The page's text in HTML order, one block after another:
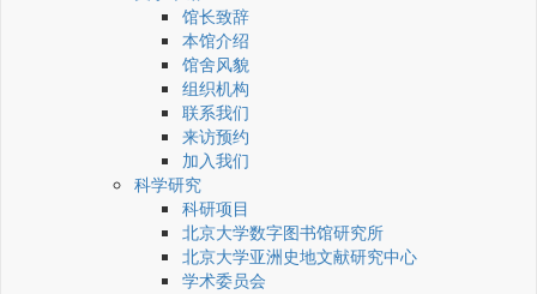
馆长致辞
本馆介绍
馆舍风貌
组织机构
联系我们
来访预约
加入我们
科学研究
科研项目
北京大学数字图书馆研究所
北京大学亚洲史地文献研究中心
学术委员会